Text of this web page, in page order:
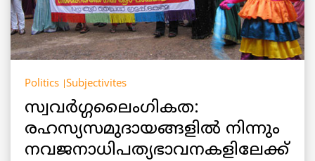
Politics Subjectivites
സ്വവര്‍ഗ്ഗലൈംഗികത:
രഹസ്യസമുദായങ്ങളില്‍ നിന്നും
നവജനാധിപത്യഭാവനകളിലേക്ക്